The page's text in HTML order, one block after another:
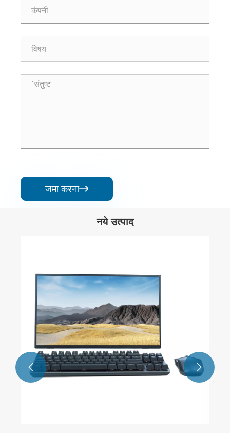
जमा करना
नये उत्पाद
 